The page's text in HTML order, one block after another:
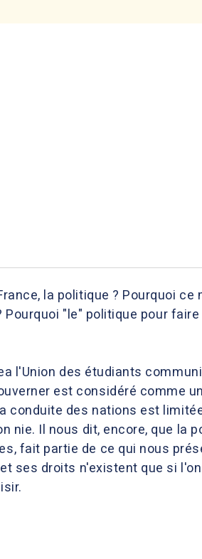
la politique ? Pourquoi ce
"le" politique pour
l'Union des étudiants
est considéré comme
conduite des nations est
nie. Il nous dit, encore, que la
fait partie de ce qui nous
ses droits n'existent que si